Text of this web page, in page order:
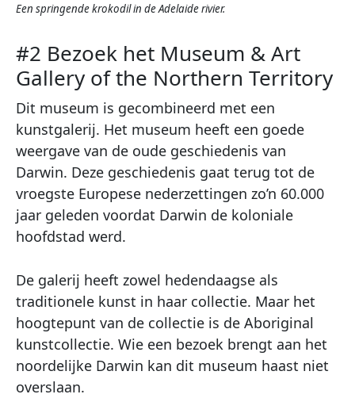
Een springende krokodil in de Adelaide rivier.
#2 Bezoek het Museum & Art
Gallery of the Northern Territory
Dit museum is gecombineerd met een
kunstgalerij. Het museum heeft een goede
weergave van de oude geschiedenis van
Darwin. Deze geschiedenis gaat terug tot de
vroegste Europese nederzettingen zo’n 60.000
jaar geleden voordat Darwin de koloniale
hoofdstad werd.
De galerij heeft zowel hedendaagse als
traditionele kunst in haar collectie. Maar het
hoogtepunt van de collectie is de Aboriginal
kunstcollectie. Wie een bezoek brengt aan het
noordelijke Darwin kan dit museum haast niet
overslaan.